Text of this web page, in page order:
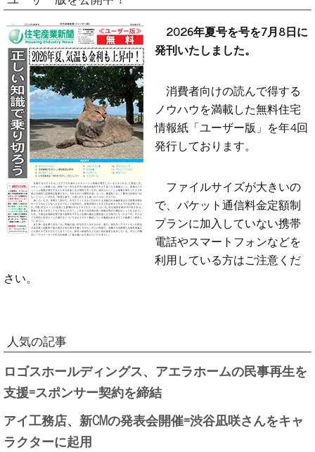
2026年夏号を号を7月8日に
発刊いたしました。
消費者向けの読んで得する
ノウハウを満載した無料住宅
情報紙「ユーザー版」を年4回
発行しております。
ファイルサイズが大きいの
で、パケット通信料金定額制
プランに加入していない携帯
電話やスマートフォンなどを
利用している方はご注意くだ
さい。
人気の記事
ロゴスホールディングス、アエラホームの民事再生を
支援=スポンサー契約を締結
アイ工務店、新CMの発表会開催=渋谷凪咲さんをキャ
ラクターに起用